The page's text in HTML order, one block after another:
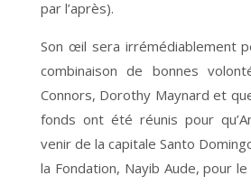
par l’après).
Son œil sera irrémédiablement
combinaison de bonnes
Connors, Dorothy Maynard et
fonds ont été réunis pour
venir de la capitale Santo
la Fondation, Nayib Aude, pour